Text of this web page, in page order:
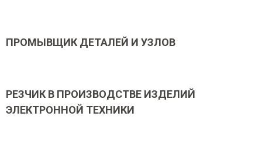
ПРОМЫВЩИК ДЕТАЛЕЙ И УЗЛОВ
РЕЗЧИК В ПРОИЗВОДСТВЕ ИЗДЕЛИЙ
ЭЛЕКТРОННОЙ ТЕХНИКИ